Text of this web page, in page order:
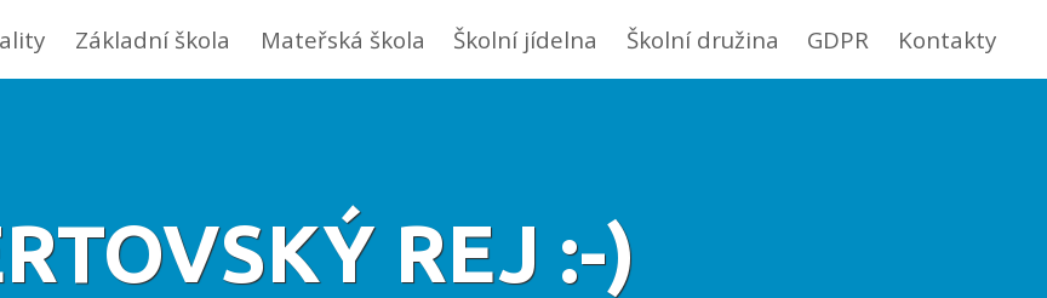
Základní škola Mateřská škola Školní jídelna Školní družina GDPR Kontakty
REJ :-)